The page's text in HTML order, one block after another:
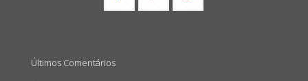
Últimos Comentários